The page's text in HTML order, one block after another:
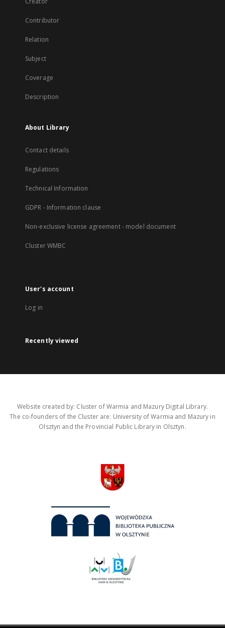
Contributor
Relation
Subject
Coverage
Description
About Library
Contact details
Regulations
Technical Information
GDPR - Information clause
Non-exclusive license agreement - model document
Cluster WMBC
User's account
Log in
Recently viewed
Website created by: Cluster of Warmia and Mazury Digital Library.
The co-founders of the Cluster are: University of Warmia and Mazury in
Olsztyn and the Provincial Public Library in Olsztyn.